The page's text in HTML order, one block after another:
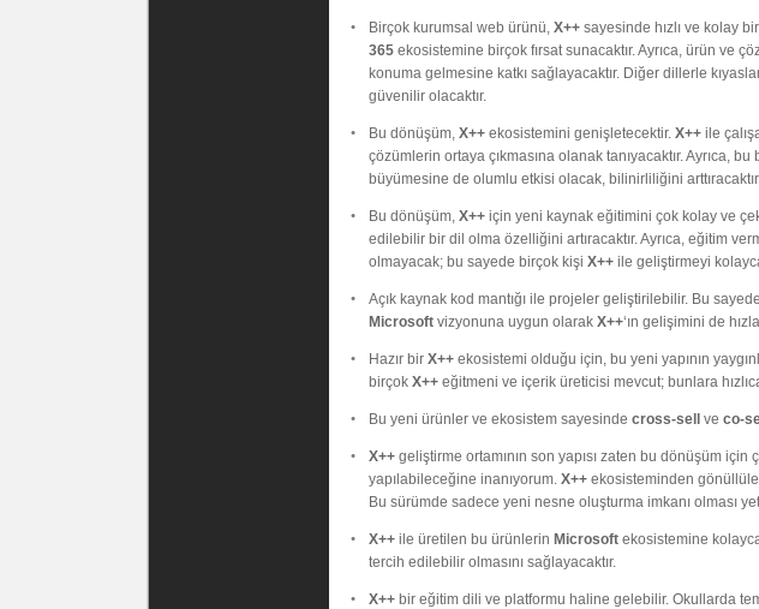
Birçok kurumsal web ürünü, X++ sayesinde hızlı ve kolay
365 ekosistemine birçok fırsat sunacaktır. Ayrıca, ürün ve
konuma gelmesine katkı sağlayacaktır. Diğer dillerle
güvenilir olacaktır.
Bu dönüşüm, X++ ekosistemini genişletecektir. X++ ile
çözümlerin ortaya çıkmasına olanak tanıyacaktır. Ayrıca,
büyümesine de olumlu etkisi olacak, bilinirliliğini
Bu dönüşüm, X++ için yeni kaynak eğitimini çok kolay ve
edilebilir bir dil olma özelliğini artıracaktır. Ayrıca, eğitim
olmayacak; bu sayede birçok kişi X++ ile geliştirmeyi
Açık kaynak kod mantığı ile projeler geliştirilebilir. Bu
Microsoft vizyonuna uygun olarak X++‘ın gelişimini de
Hazır bir X++ ekosistemi olduğu için, bu yeni yapının
birçok X++ eğitmeni ve içerik üreticisi mevcut; bunlara
Bu yeni ürünler ve ekosistem sayesinde cross-sell ve co-
X++ geliştirme ortamının son yapısı zaten bu dönüşüm
yapılabileceğine inanıyorum. X++ ekosisteminden
Bu sürümde sadece yeni nesne oluşturma imkanı olması
X++ ile üretilen bu ürünlerin Microsoft ekosistemine
tercih edilebilir olmasını sağlayacaktır.
X++ bir eğitim dili ve platformu haline gelebilir. Okullarda